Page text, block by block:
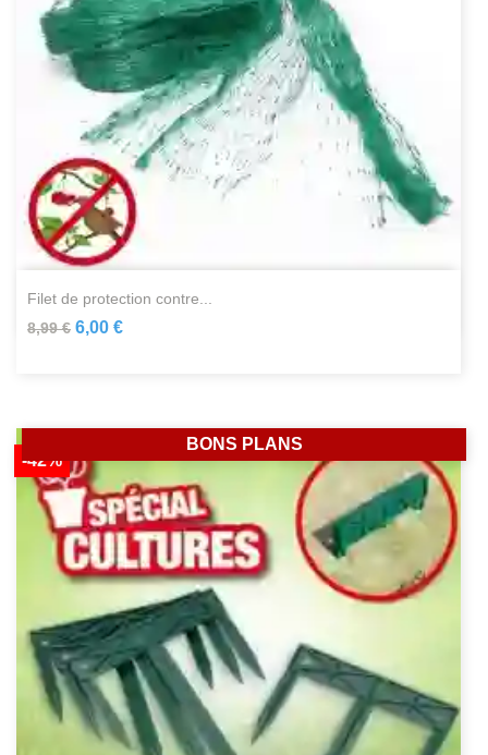
filet de protection contre...
8,99 € 6,00 €
-42%
BONS PLANS